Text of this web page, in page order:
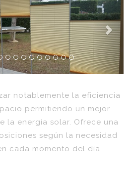
notablemente la eficiencia
permitiendo un mejor
la energía solar. Ofrece una
según la necesidad
cada momento del día.